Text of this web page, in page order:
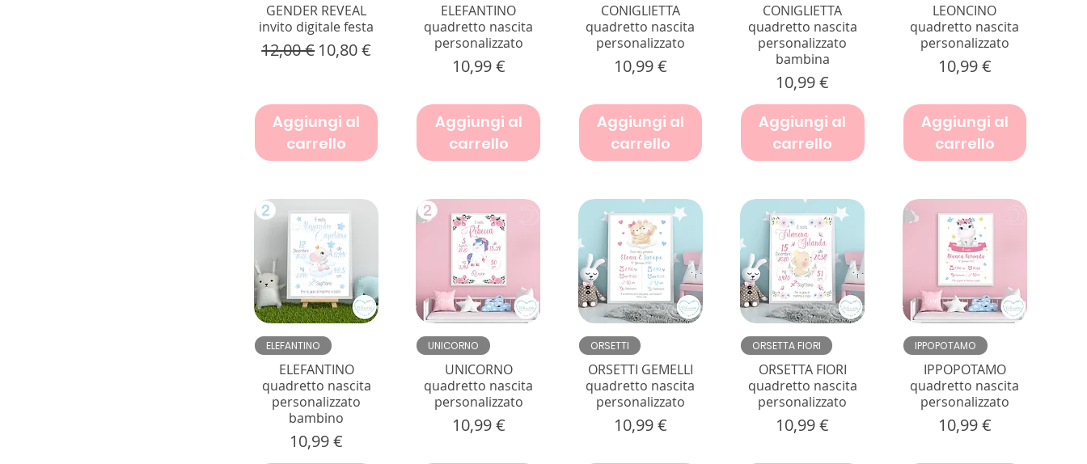
GENDER REVEAL
invito digitale festa
Prezzo regolare
12,00 € Prezzo scontato
10,80 €
Aggiungi al
carrello
ELEFANTINO
quadretto nascita
personalizzato
Prezzo
10,99 €
Aggiungi al
carrello
CONIGLIETTA
quadretto nascita
personalizzato
Prezzo
10,99 €
Aggiungi al
carrello
CONIGLIETTA
quadretto nascita
personalizzato
bambina
Prezzo
10,99 €
Aggiungi al
carrello
LEONCINO
quadretto nascita
personalizzato
Prezzo
10,99 €
Aggiungi al
carrello
Vista rapida
ELEFANTINO
ELEFANTINO
quadretto nascita
personalizzato
bambino
Prezzo
10,99 €
Vista rapida
UNICORNO
UNICORNO
quadretto nascita
personalizzato
Prezzo
10,99 €
Vista rapida
ORSETTI
ORSETTI GEMELLI
quadretto nascita
personalizzato
Prezzo
10,99 €
Vista rapida
ORSETTA FIORI
ORSETTA FIORI
quadretto nascita
personalizzato
Prezzo
10,99 €
Vista rapida
IPPOPOTAMO
IPPOPOTAMO
quadretto nascita
personalizzato
Prezzo
10,99 €